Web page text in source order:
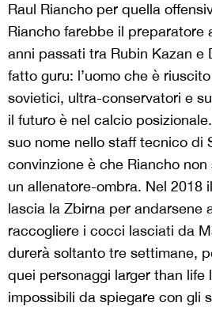
Raul Riancho per quella
Riancho farebbe il preparatore
anni passati tra Rubin Kazan e
fatto guru: l’uomo che è
sovietici, ultra-conservatori e
il futuro è nel calcio
suo nome nello staff tecnico di
convinzione è che Riancho
un allenatore-ombra. Nel 2018
lascia la Zbirna per andarsene
raccogliere i cocci lasciati da
durerà soltanto tre settimane,
quei personaggi larger than life
impossibili da spiegare con gli